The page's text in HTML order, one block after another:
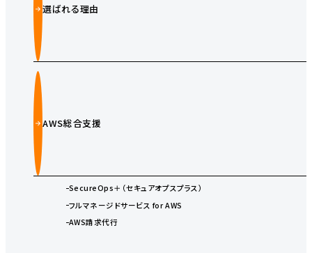
選ばれる理由
AWS総合支援
SecureOps＋（セキュアオプスプラス）
フルマネージドサービス for AWS
AWS請求代行